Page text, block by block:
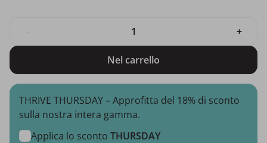
+
Nel carrello
THRIVE THURSDAY – Approfitta del 18% di sconto
sulla nostra intera gamma.
Applica lo sconto THURSDAY